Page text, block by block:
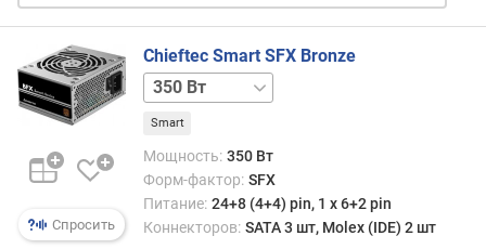
X
1
2
В
v
.
с
н
Спросить
Chieftec Smart SFX Bronze
450 Вт
Smart
Мощность: 350 Вт
Форм-фактор: SFX
Питание: 24+8 (4+4) pin, 1 х 6+2 pin
Коннекторов: SATA 3 шт, Molex (IDE) 2 шт